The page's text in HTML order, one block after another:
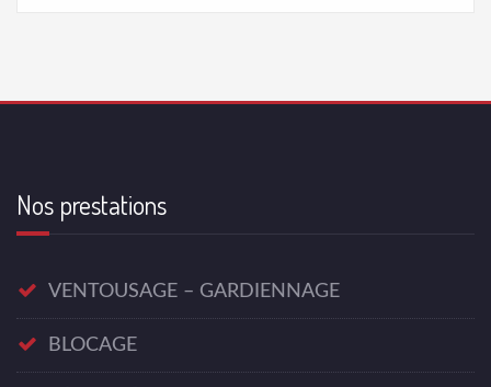
Nos prestations
VENTOUSAGE – GARDIENNAGE
BLOCAGE